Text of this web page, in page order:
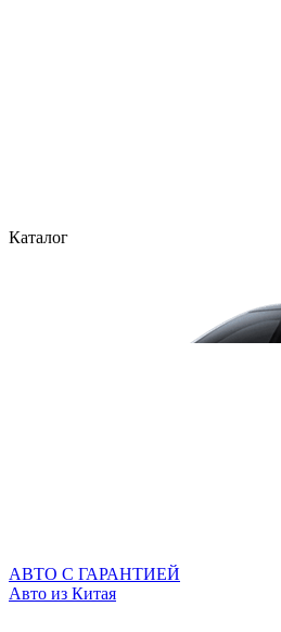
Каталог
АВТО С ГАРАНТИЕЙ
Авто из Китая